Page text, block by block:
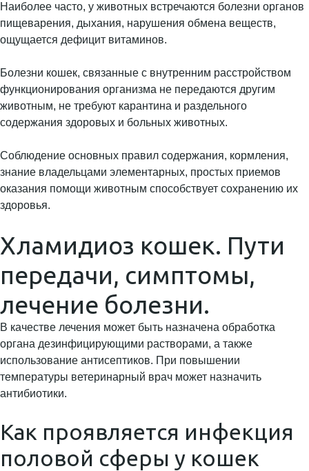
Наиболее часто, у животных встречаются болезни органов
пищеварения, дыхания, нарушения обмена веществ,
ощущается дефицит витаминов.
Болезни кошек, связанные с внутренним расстройством
функционирования организма не передаются другим
животным, не требуют карантина и раздельного
содержания здоровых и больных животных.
Соблюдение основных правил содержания, кормления,
знание владельцами элементарных, простых приемов
оказания помощи животным способствует сохранению их
здоровья.
Хламидиоз кошек. Пути
передачи, симптомы,
лечение болезни.
В качестве лечения может быть назначена обработка
органа дезинфицирующими растворами, а также
использование антисептиков. При повышении
температуры ветеринарный врач может назначить
антибиотики.
Как проявляется инфекция
половой сферы у кошек